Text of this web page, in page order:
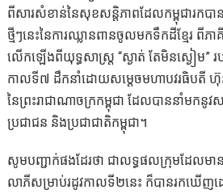
ពីសារសំខាន់នៃសុខសន្តិភាពដែលកម្ពុជារកប
ថ្មីៗនេះនៃការឈ្លានពានចូលមកទឹកដីខ្មែរ ពី
លើកឡើងពីយុទ្ធសាស្ត្រ “ស្ងាត់ តែមិនស្ងៀម” រ
កាលទី៧ ដឹកនាំដោយសម្តេចមហាបវរធិបតី ហ៊ុន
នៃព្រះរាជាណាចក្រកម្ពុជា ដែលបាននាំមក
ប្រជាជន និងប្រជាជាតិកម្ពុជា។
សូមបញ្ជាក់ផងដែរថា ជាលទ្ធផលក្រុមដែលមា
លាភីសម្រាប់រដូវកាលទី២នេះ ក៏បានរកឃ